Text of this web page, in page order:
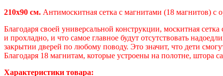
210х90 см. Антимоскитная сетка с магнитами (18 магнитов)
Благодаря своей универсальной конструкции, москитная
и прохладно, и что самое главное будут отсутствовать
закрытии дверей по любому поводу. Это значит, что дети
Благодаря 18 магнитам, которые устроены на полотне, штора
Характеристики товара: